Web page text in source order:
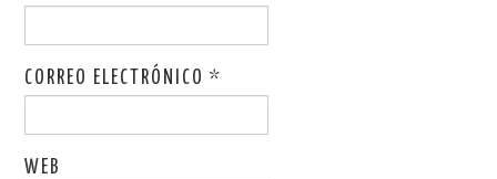
CORREO ELECTRÓNICO*
WEB